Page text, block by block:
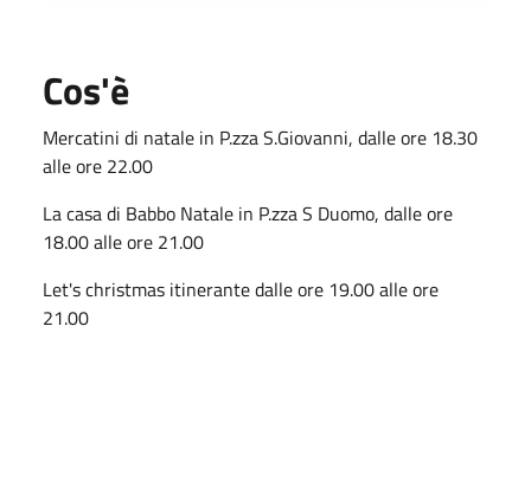
Cos'è
Mercatini di natale in P.zza S.Giovanni, dalle ore 18.30
alle ore 22.00
La casa di Babbo Natale in P.zza S Duomo, dalle ore
18.00 alle ore 21.00
Let's christmas itinerante dalle ore 19.00 alle ore
21.00